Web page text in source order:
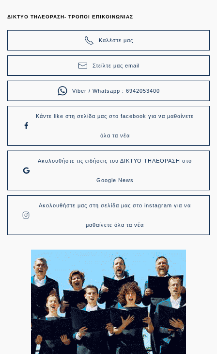
ΔΙΚΤΥΟ ΤΗΛΕΟΡΑΣΗ- ΤΡΟΠΟΙ ΕΠΙΚΟΙΝΩΝΙΑΣ
Καλέστε μας
Στείλτε μας email
Viber / Whatsapp : 6942053400
Κάντε like στη σελίδα μας στο facebook για να μαθαίνετε
όλα τα νέα
Ακολουθήστε τις ειδήσεις του ΔΙΚΤΥΟ ΤΗΛΕΟΡΑΣΗ στο
Google News
Ακολουθήστε μας στη σελίδα μας στο instagram για να
μαθαίνετε όλα τα νέα